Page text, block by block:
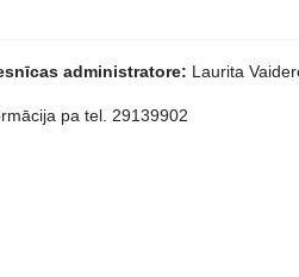
administratore: Laurita
pa tel. 29139902